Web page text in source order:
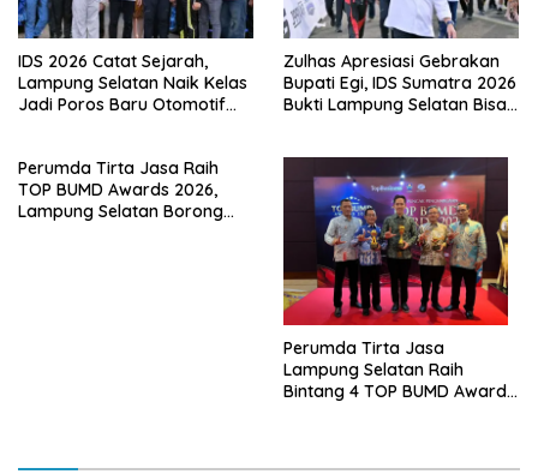
IDS 2026 Catat Sejarah,
Lampung Selatan Naik Kelas
Jadi Poros Baru Otomotif
Zulhas Apresiasi Gebrakan
Bupati Egi, IDS Sumatra 2026
Bukti Lampung Selatan Bisa
Perumda Tirta Jasa Raih
TOP BUMD Awards 2026,
Lampung Selatan Borong
Perumda Tirta Jasa
Lampung Selatan Raih
Bintang 4 TOP BUMD Awards